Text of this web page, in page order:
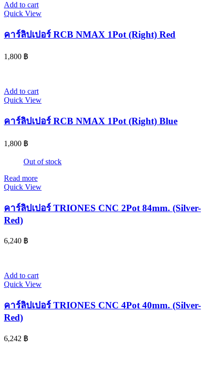
Add to cart
Quick View
คาร์ลิปเปอร์ RCB NMAX 1Pot (Right) Red
1,800 ฿
Add to cart
Quick View
คาร์ลิปเปอร์ RCB NMAX 1Pot (Right) Blue
1,800 ฿
Out of stock
Read more
Quick View
คาร์ลิปเปอร์ TRIONES CNC 2Pot 84mm. (Silver-
Red)
6,240 ฿
Add to cart
Quick View
คาร์ลิปเปอร์ TRIONES CNC 4Pot 40mm. (Silver-
Red)
6,242 ฿